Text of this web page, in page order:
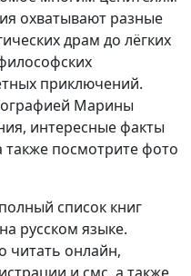
охватывают разные
драм до лёгких
приключений.
Марины
интересные факты
также посмотрите фото
список книг
русском языке.
читать онлайн,